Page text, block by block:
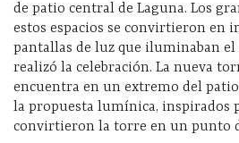
de patio central de Laguna. Los
estos espacios se convirtieron en
pantallas de luz que iluminaban el
realizó la celebración. La nueva
encuentra en un extremo del
la propuesta lumínica, inspirados
convirtieron la torre en un punto